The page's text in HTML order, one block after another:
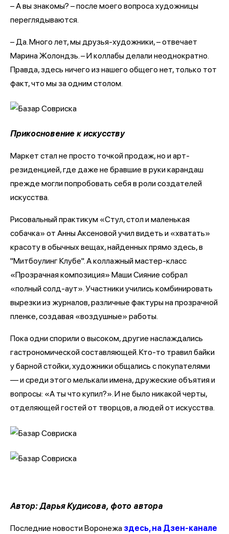
– А вы знакомы? – после моего вопроса художницы
переглядываются.
– Да. Много лет, мы друзья-художники, – отвечает
Марина Жолондзь. – И коллабы делали неоднократно.
Правда, здесь ничего из нашего общего нет, только тот
факт, что мы за одним столом.
Прикосновение к искусству
Маркет стал не просто точкой продаж, но и арт-
резиденцией, где даже не бравшие в руки карандаш
прежде могли попробовать себя в роли создателей
искусства.
Рисовальный практикум «Стул, стол и маленькая
собачка» от Анны Аксеновой учил видеть и «хватать»
красоту в обычных вещах, найденных прямо здесь, в
"Митбоулинг Клубе". А коллажный мастер-класс
«Прозрачная композиция» Маши Сияние собрал
«полный солд-аут». Участники учились комбинировать
вырезки из журналов, различные фактуры на прозрачной
пленке, создавая «воздушные» работы.
Пока одни спорили о высоком, другие наслаждались
гастрономической составляющей. Кто-то травил байки
у барной стойки, художники общались с покупателями
— и среди этого мелькали имена, дружеские объятия и
вопросы: «А ты что купил?». И не было никакой черты,
отделяющей гостей от творцов, а людей от искусства.
Автор: Дарья Кудисова, фото автора
Последние новости Воронежа здесь, на Дзен-канале